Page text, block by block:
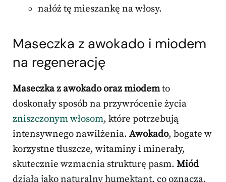
nałóż tę mieszankę na włosy.
Maseczka z awokado i miodem
na regenerację
Maseczka z awokado oraz miodemto
doskonały sposób na przywrócenie życia
zniszczonym włosom, które potrzebują
intensywnego nawilżenia. Awokado, bogate w
korzystne tłuszcze, witaminy i minerały,
skutecznie wzmacnia strukturę pasm. Miód
działa jako naturalny humektant, co oznacza,